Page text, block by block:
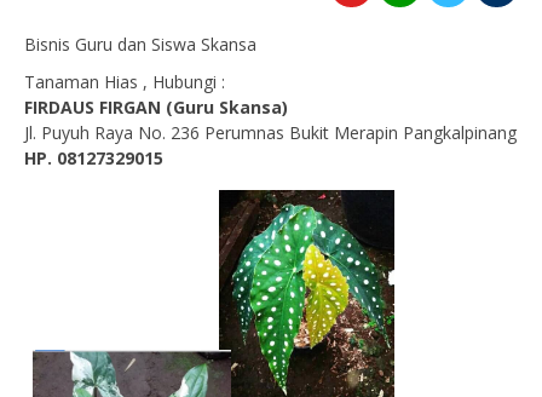
Bisnis Guru dan Siswa Skansa
Tanaman Hias , Hubungi :
FIRDAUS FIRGAN (Guru Skansa)
Jl. Puyuh Raya No. 236 Perumnas Bukit Merapin Pangkalpinang
HP. 08127329015